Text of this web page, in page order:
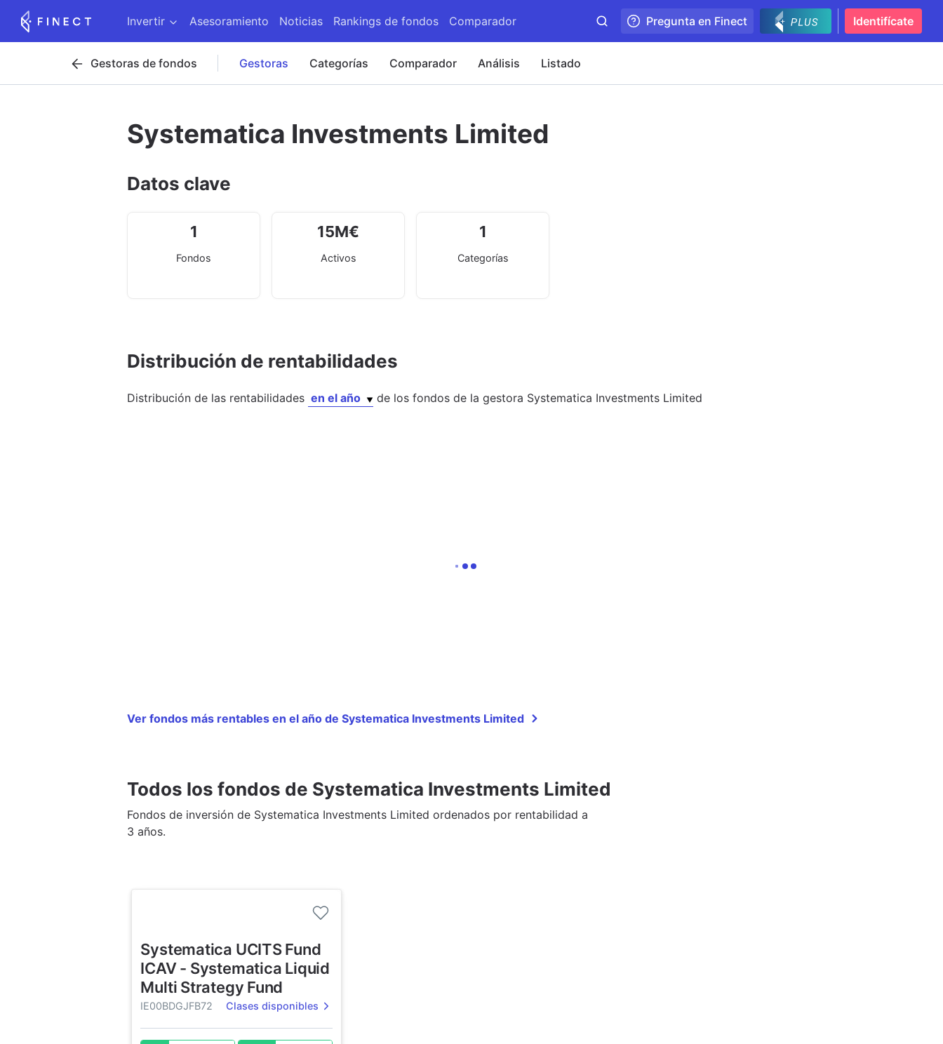
Invertir Asesoramiento Noticias Rankings de fondos Comparador Pregunta en Finect Identifícate
Gestoras de fondos Gestoras Categorías Comparador Análisis Listado
Systematica Investments Limited
Datos clave
1
Fondos
15M€
Activos
1
Categorías
Distribución de rentabilidades
Distribución de las rentabilidades en el año de losfondos de la gestora Systematica Investments Limited
Ver fondos más rentables en el año de Systematica Investments Limited
Todos los fondos de Systematica Investments Limited
Fondos de inversión de Systematica Investments Limited ordenados por rentabilidad a
3 años.
Systematica UCITS Fund
ICAV - Systematica Liquid
Multi Strategy Fund
IE00BDGJFB72 Clases disponibles